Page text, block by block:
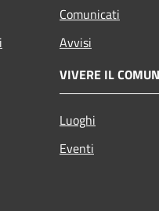
Comunicati
Avvisi
VIVERE IL
Luoghi
Eventi